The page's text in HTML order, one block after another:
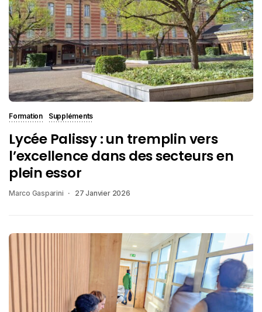
Formation Suppléments
Lycée Palissy : un tremplin vers
l’excellence dans des secteurs en
plein essor
Marco Gasparini 27 Janvier 2026